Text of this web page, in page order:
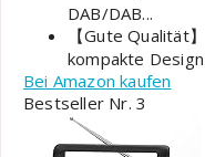
DAB/DAB...
【Gute Qualität
kompakte
Bei Amazon kaufen
Bestseller Nr. 3